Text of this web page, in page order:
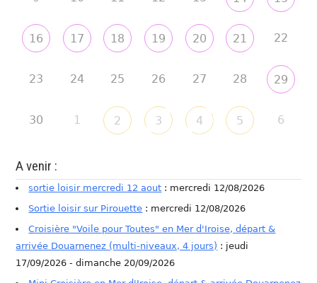
16 17 18 19 20 21 22
23 24 25 26 27 28 29
30 1 2 3 4 5 6
A venir :
sortie loisir mercredi 12 aout : mercredi 12/08/2026
Sortie loisir sur Pirouette : mercredi 12/08/2026
Croisière "Voile pour Toutes" en Mer d'Iroise, départ &
arrivée Douarnenez (multi-niveaux, 4 jours) : jeudi
17/09/2026 - dimanche 20/09/2026